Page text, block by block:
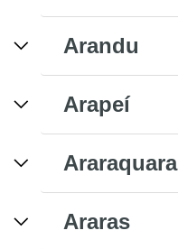
Arandu
Arapeí
Araraquara
Araras